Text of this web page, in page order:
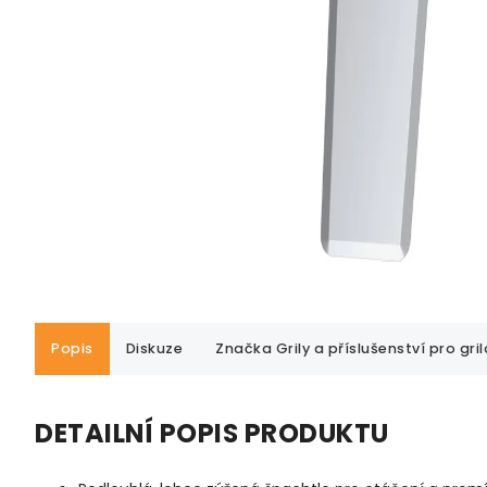
Popis Diskuze Značka Grily a příslušenství pro
DETAILNÍ POPIS PRODUKTU